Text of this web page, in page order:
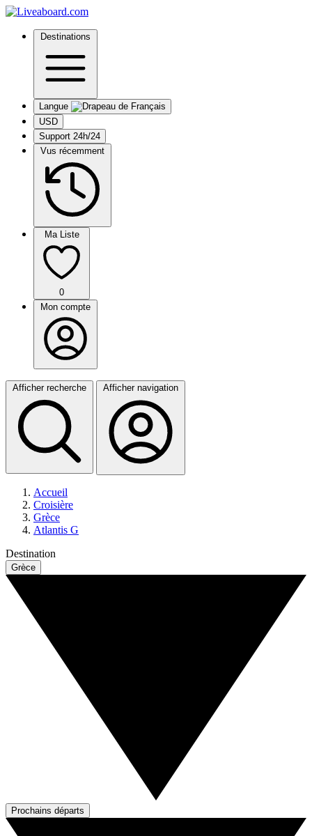
Destinations
Langue
USD
Support 24h/24
Vus récemment
Ma Liste
0
Mon compte
Afficher recherche Afficher navigation
Accueil
Croisière
Grèce
Atlantis G
Destination
Grèce
Prochains départs